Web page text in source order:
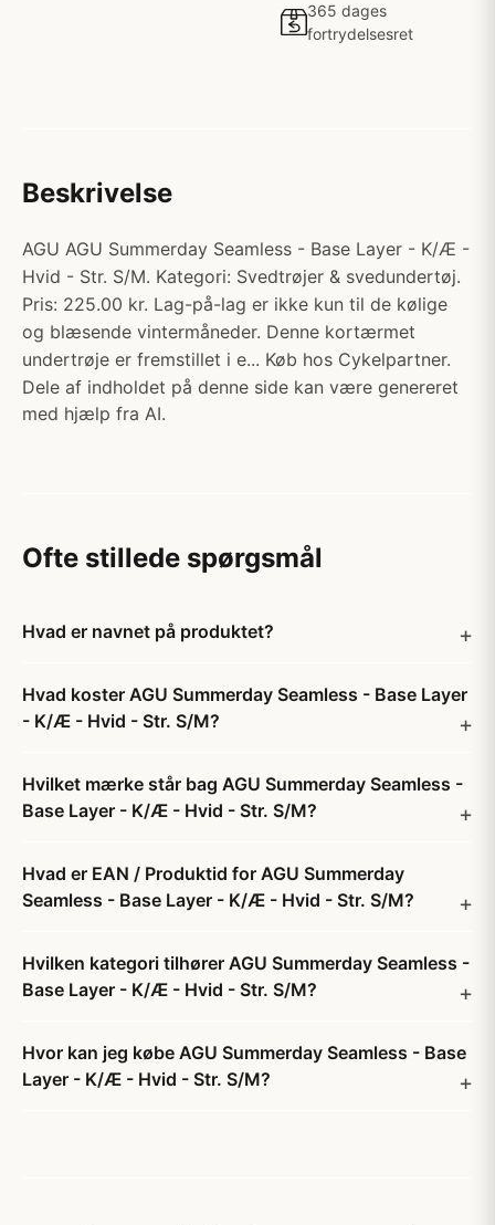
365 dages
fortrydelsesret
Beskrivelse
AGU AGU Summerday Seamless - Base Layer - K/Æ -
Hvid - Str. S/M. Kategori: Svedtrøjer & svedundertøj.
Pris: 225.00 kr. Lag-på-lag er ikke kun til de kølige
og blæsende vintermåneder. Denne kortærmet
undertrøje er fremstillet i e... Køb hos Cykelpartner.
Dele af indholdet på denne side kan være genereret
med hjælp fra AI.
Ofte stillede spørgsmål
Hvad er navnet på produktet?
Hvad koster AGU Summerday Seamless - Base Layer
- K/Æ - Hvid - Str. S/M?
Hvilket mærke står bag AGU Summerday Seamless -
Base Layer - K/Æ - Hvid - Str. S/M?
Hvad er EAN / Produktid for AGU Summerday
Seamless - Base Layer - K/Æ - Hvid - Str. S/M?
Hvilken kategori tilhører AGU Summerday Seamless -
Base Layer - K/Æ - Hvid - Str. S/M?
Hvor kan jeg købe AGU Summerday Seamless - Base
Layer - K/Æ - Hvid - Str. S/M?